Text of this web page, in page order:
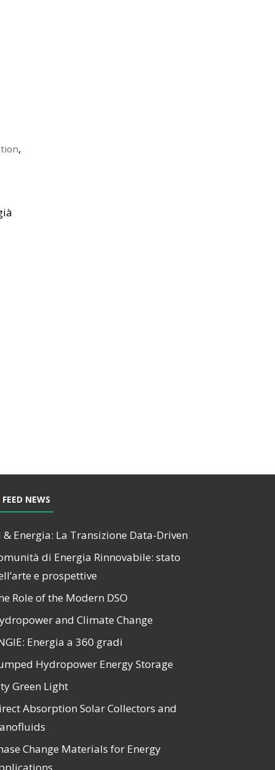
,
FEED NEWS
& Energia: La Transizione Data-Driven
di Energia Rinnovabile: stato
e prospettive
Role of the Modern DSO
and Climate Change
Energia a 360 gradi
Hydropower Energy Storage
Green Light
Absorption Solar Collectors and
Change Materials for Energy